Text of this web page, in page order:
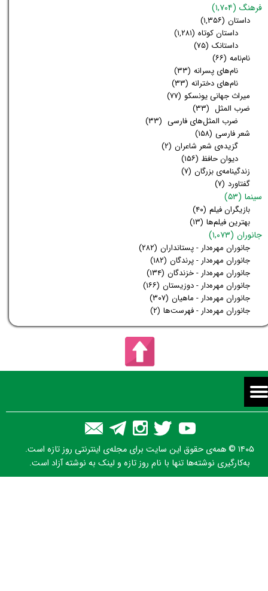
فرهنگ (۱,۷۰۴)
داستان (۱,۳۵۶)
داستان کوتاه (۱,۲۸۱)
داستانک (۷۵)
نام‌نامه (۶۶)
نام‌های پسرانه (۳۳)
نام‌های دخترانه (۳۳)
میراث جهانی یونسکو (۷۷)
ضرب المثل (۳۳)
ضرب المثل‌های فارسی (۳۳)
شعر فارسی (۱۵۸)
گزیده‌ی شعر شاعران (۲)
دیوان حافظ (۱۵۶)
زندگینامه‌ی بزرگان (۷)
گفتاورد (۷)
سینما (۵۳)
بازیگران فیلم (۴۰)
بهترین فیلم‌ها (۱۳)
جانوران (۱,۰۷۳)
جانوران مهره‌دار - پستانداران (۲۸۲)
جانوران مهره‌دار - پرندگان (۱۸۲)
جانوران مهره‌دار - خزندگان (۱۳۴)
جانوران مهره‌دار - دوزیستان (۱۶۶)
جانوران مهره‌دار - ماهیان (۳۰۷)
جانوران مهره‌دار - فهرست‌ها (۲)
۱۴۰۵ © همه‌ی حقوق این سایت برای مجله‌ی اینترنتی روز تازه است.
به‌کارگیری نوشته‌ها تنها با نام روز تازه و لینک به نوشته آزاد است.